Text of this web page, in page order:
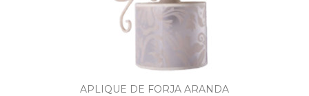
APLIQUE DE FORJA ARANDA